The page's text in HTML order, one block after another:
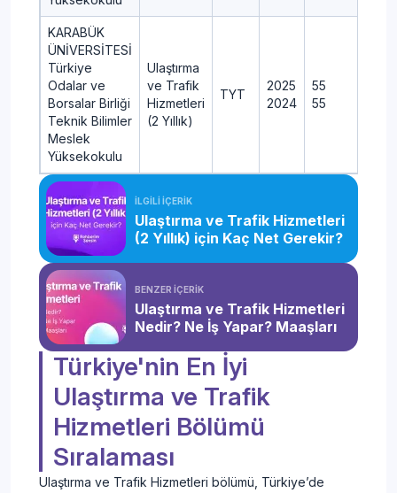
KARABÜK
ÜNİVERSİTESİ
Türkiye
Odalar ve
Borsalar Birliği
Teknik Bilimler
Meslek
Yüksekokulu
Ulaştırma
ve Trafik
Hizmetleri
(2 Yıllık)
TYT
2025
2024
55
55
İLGİLİ İÇERİK
Ulaştırma ve Trafik Hizmetleri
(2 Yıllık) için Kaç Net Gerekir?
BENZER İÇERİK
Ulaştırma ve Trafik Hizmetleri
Nedir? Ne İş Yapar? Maaşları
Türkiye'nin En İyi
Ulaştırma ve Trafik
Hizmetleri Bölümü
Sıralaması
Ulaştırma ve Trafik Hizmetleri bölümü, Türkiye’de